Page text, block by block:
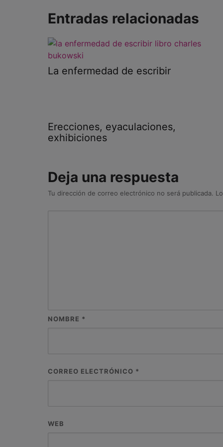
Entradas relacionadas
La enfermedad de escribir
Erecciones, eyaculaciones,
exhibiciones
Deja una respuesta
Tu dirección de correo electrónico no será publicada.
NOMBRE *
CORREO ELECTRÓNICO *
WEB